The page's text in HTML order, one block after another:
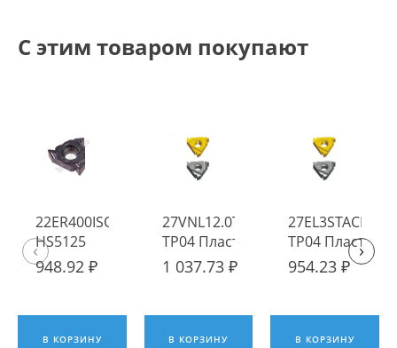
С этим товаром покупают
22ER400ISO-
HS5125
Пластина
948.92 ₽
В КОРЗИНУ
27VNL12.0TR
TP04 Пластина
твердосплавная
1 037.73 ₽
В КОРЗИНУ
27EL3STACME
TP04 Пластина
954.23 ₽
В КОРЗИНУ
‹ ›